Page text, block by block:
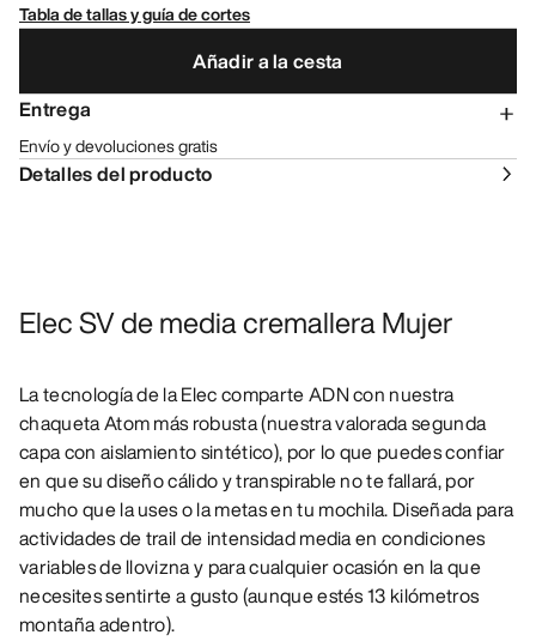
Tabla de tallas y guía de cortes
Añadir a la cesta
Entrega
Envío y devoluciones gratis
Detalles del producto
Elec SV de media cremallera Mujer
La tecnología de la Elec comparte ADN con nuestra
chaqueta Atom más robusta (nuestra valorada segunda
capa con aislamiento sintético), por lo que puedes confiar
en que su diseño cálido y transpirable no te fallará, por
mucho que la uses o la metas en tu mochila. Diseñada para
actividades de trail de intensidad media en condiciones
variables de llovizna y para cualquier ocasión en la que
necesites sentirte a gusto (aunque estés 13 kilómetros
montaña adentro).